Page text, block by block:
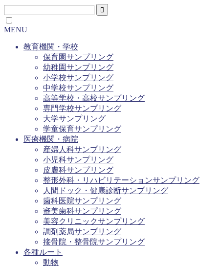
MENU
教育機関・学校
保育園サンプリング
幼稚園サンプリング
小学校サンプリング
中学校サンプリング
高等学校・高校サンプリング
専門学校サンプリング
大学サンプリング
学童保育サンプリング
医療機関・病院
産婦人科サンプリング
小児科サンプリング
皮膚科サンプリング
整形外科・リハビリテーションサンプリング
人間ドック・健康診断サンプリング
歯科医院サンプリング
審美歯科サンプリング
美容クリニックサンプリング
調剤薬局サンプリング
接骨院・整骨院サンプリング
各種ルート
動物